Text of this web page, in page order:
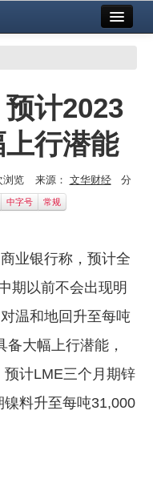
计2023
行潜能
浏览 来源： 文华财经分
中字号 常规
业银行称，预计全
期以前不会出现明
温和地回升至每吨
大幅上行潜能，
计LME三个月期锌
料升至每吨31,000